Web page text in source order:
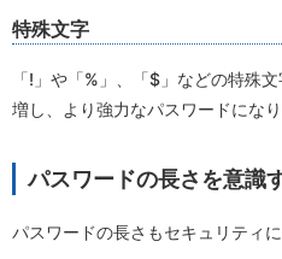
特殊文字
「!」や「%」、「$」などの特殊
増し、より強力なパスワードになり
パスワードの長さを意識
パスワードの長さもセキュリティ